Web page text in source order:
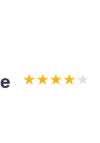
★★★★★
★★★★★